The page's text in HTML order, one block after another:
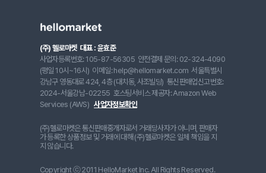
(주) 헬로마켓 대표 : 윤효준
사업자등록번호: 105-87-56305 안전결제 문의: 02-324-4090
(평일 10시~16시) 이메일: help@hellomarket.com 서울특별시
강남구 영동대로 424, 4층 (대치동, 사조빌딩) 통신판매업신고번호:
2024-서울강남-02255 호스팅서비스 제공자: Amazon Web
Services (AWS) 사업자정보확인
(주)헬로마켓은 통신판매중개자로서 거래당사자가 아니며, 판매자
가 등록한 상품정보 및 거래에 대해 (주)헬로마켓은 일체 책임을 지
지 않습니다.
Copyright ⓒ 2011 HelloMarket Inc. All Rights Reserved.